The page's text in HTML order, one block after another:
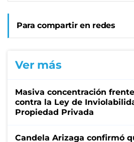
Para compartir en redes
Ver más
Masiva concentración
contra la Ley de
Propiedad Privada
Candela Arizaga confirmó